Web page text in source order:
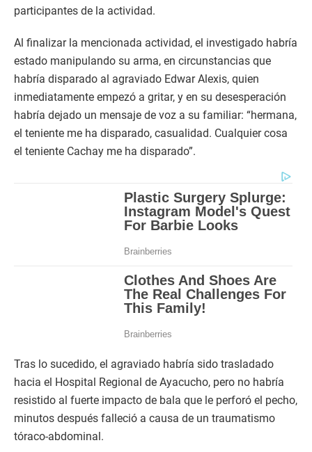
participantes de la actividad.
Al finalizar la mencionada actividad, el investigado habría
estado manipulando su arma, en circunstancias que
habría disparado al agraviado Edwar Alexis, quien
inmediatamente empezó a gritar, y en su desesperación
habría dejado un mensaje de voz a su familiar: “hermana,
el teniente me ha disparado, casualidad. Cualquier cosa
el teniente Cachay me ha disparado”.
Tras lo sucedido, el agraviado habría sido trasladado
hacia el Hospital Regional de Ayacucho, pero no habría
resistido al fuerte impacto de bala que le perforó el pecho,
minutos después falleció a causa de un traumatismo
tóraco-abdominal.